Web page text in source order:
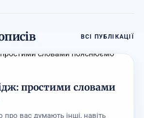
ВСІ ПУБЛІКАЦІЇ
простими словами
про вас думають інші, навіть